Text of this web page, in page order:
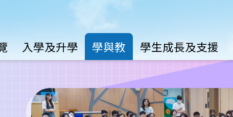
入學及升學 學與教 學生成長及支援